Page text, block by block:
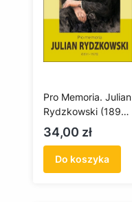
Pro Memoria. Julian
Rydzkowski (1891-
1978)
Cena
34,00 zł
Do koszyka